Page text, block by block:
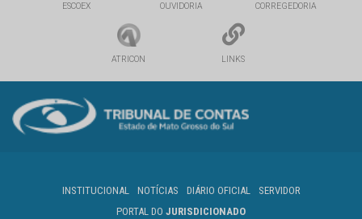
ESCOEX OUVIDORIA CORREGEDORIA
ATRICON LINKS
INSTITUCIONAL NOTÍCIAS DIÁRIO OFICIAL
SERVIDOR
PORTAL DO JURISDICIONADO